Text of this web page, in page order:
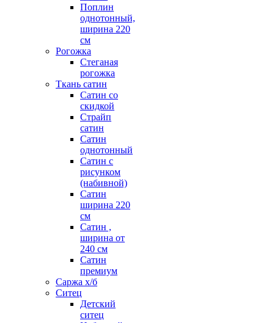
Поплин
однотонный,
ширина 220
см
Рогожка
Стеганая
рогожка
Ткань сатин
Сатин со
скидкой
Страйп
сатин
Сатин
однотонный
Сатин с
рисунком
(набивной)
Сатин
ширина 220
см
Сатин ,
ширина от
240 см
Сатин
премиум
Саржа х/б
Ситец
Детский
ситец